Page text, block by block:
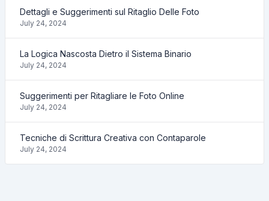
Dettagli e Suggerimenti sul Ritaglio Delle Foto
July 24, 2024
La Logica Nascosta Dietro il Sistema Binario
July 24, 2024
Suggerimenti per Ritagliare le Foto Online
July 24, 2024
Tecniche di Scrittura Creativa con Contaparole
July 24, 2024